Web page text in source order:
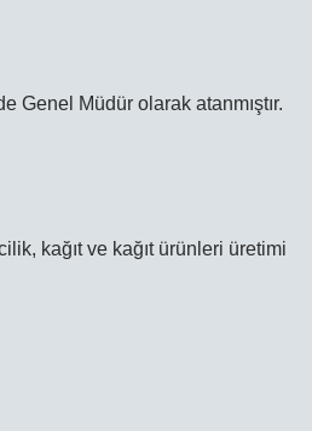
Genel Müdür olarak atanmıştır.
kağıt ve kağıt ürünleri üretimi